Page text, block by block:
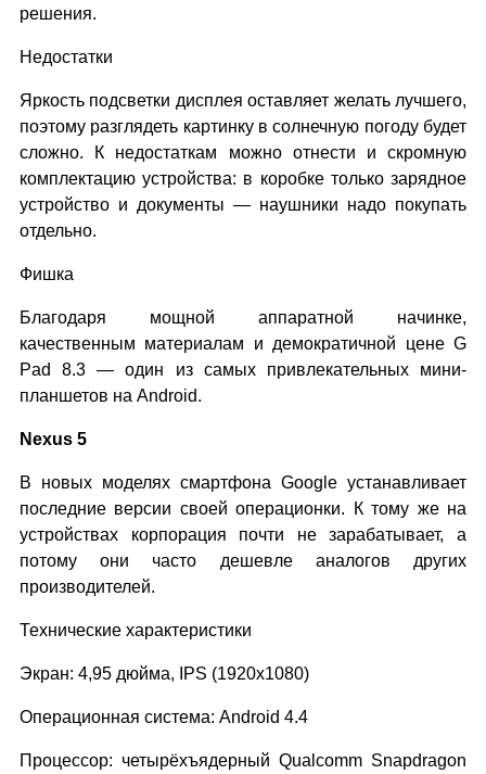
решения.
Недостатки
Яркость подсветки дисплея оставляет желать лучшего,
поэтому разглядеть картинку в солнечную погоду будет
сложно. К недостаткам можно отнести и скромную
комплектацию устройства: в коробке только зарядное
устройство и документы — наушники надо покупать
отдельно.
Фишка
Благодаря мощной аппаратной начинке,
качественным материалам и демократичной цене G
Pad 8.3 — один из самых привлекательных мини-
планшетов на Android.
Nexus 5
В новых моделях смартфона Google устанавливает
последние версии своей операционки. К тому же на
устройствах корпорация почти не зарабатывает, а
потому они часто дешевле аналогов других
производителей.
Технические характеристики
Экран: 4,95 дюйма, IPS (1920x1080)
Операционная система: Android 4.4
Процессор: четырёхъядерный Qualcomm Snapdragon